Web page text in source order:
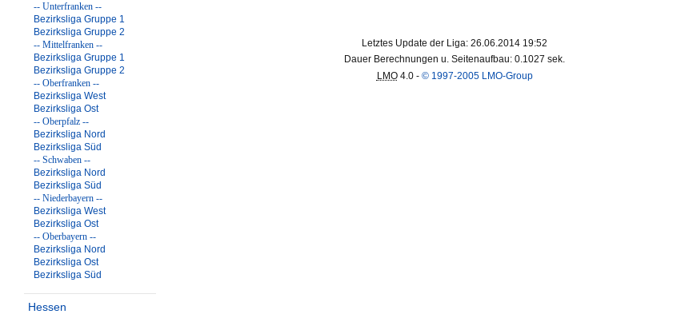
-- Unterfranken --
Bezirksliga Gruppe 1
Bezirksliga Gruppe 2
-- Mittelfranken --
Bezirksliga Gruppe 1
Bezirksliga Gruppe 2
-- Oberfranken --
Bezirksliga West
Bezirksliga Ost
-- Oberpfalz --
Bezirksliga Nord
Bezirksliga Süd
-- Schwaben --
Bezirksliga Nord
Bezirksliga Süd
-- Niederbayern --
Bezirksliga West
Bezirksliga Ost
-- Oberbayern --
Bezirksliga Nord
Bezirksliga Ost
Bezirksliga Süd
Hessen
Letztes Update der Liga: 26.06.2014 19:52
Dauer Berechnungen u. Seitenaufbau: 0.1027 sek.
LMO4.0 - © 1997-2005 LMO-Group